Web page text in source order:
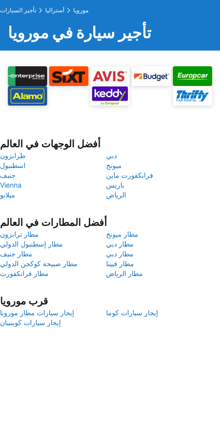
تأجير السيارات أستراليا مورويا
تأجير سيارة في مورويا
أفضل الوجهات في العالم
طرابزون
دبي
اسطنبول
ميونخ
جنيف
فرانكفورت ماين
Vienna
باريس
ميلانو
الرياض
أفضل المطارات في العالم
مطار ترابزون
مطار ميونخ
مطار إسطنبول الدولي
مطار دبي
مطار جنيف
مطار دبي
مطار صبيحة كوكجن الدولي
مطار فيينا
مطار فرانكفورت
مطار الرياض
قرب مورويا
إيجار سيارات مطار مورويا
إيجار سيارات كوما
إيجار سيارات كوينبيان